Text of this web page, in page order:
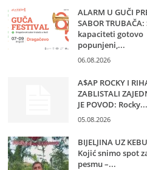
ALARM U GUČI
SABOR
kapaciteti gotovo
popunjeni,...
06.08.2026
A$AP ROCKY I
ZABLISTALI
JE POVOD: Rocky...
05.08.2026
BIJELJINA UZ
Kojić snimo spot
pesmu –...